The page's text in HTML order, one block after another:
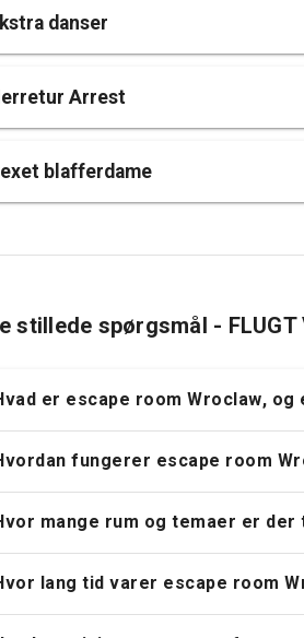
danser
Arrest
blafferdame
stillede spørgsmål - FLUGT
er escape room Wroclaw, og
fungerer escape room
mange rum og temaer er
lang tid varer escape room